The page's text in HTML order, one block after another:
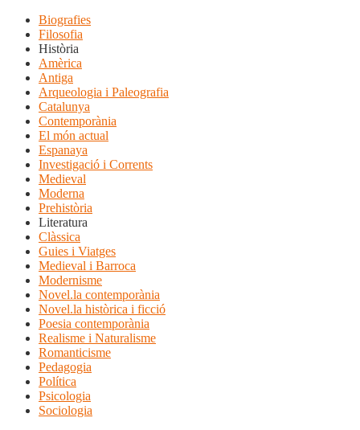
Biografies
Filosofia
Història
Amèrica
Antiga
Arqueologia i Paleografia
Catalunya
Contemporània
El món actual
Espanaya
Investigació i Corrents
Medieval
Moderna
Prehistòria
Literatura
Clàssica
Guies i Viatges
Medieval i Barroca
Modernisme
Novel.la contemporània
Novel.la històrica i ficció
Poesia contemporània
Realisme i Naturalisme
Romanticisme
Pedagogia
Política
Psicologia
Sociologia